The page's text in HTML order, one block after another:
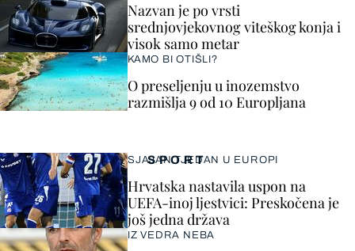
SPORT
SJAJAN TJEDAN U EUROPI
Hrvatska nastavila uspon na
UEFA-inoj ljestvici: Preskočena je
još jedna država
IZ VEDRA NEBA
Nazvan je po vrsti
srednjovjekovnog viteškog konja i
visok samo metar
KAMO BI OTIŠLI?
O preseljenju u inozemstvo
razmišlja 9 od 10 Europljana